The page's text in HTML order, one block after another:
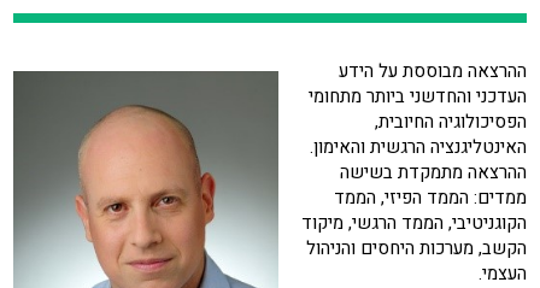
ההרצאה מבוססת על הידע
העדכני והחדשני ביותר מתחומי
הפסיכולוגיה החיובית,
האינטליגנציה הרגשית והאימון.
ההרצאה מתמקדת בשישה
ממדים: הממד הפיזי, הממד
הקוגניטיבי, הממד הרגשי, מיקוד
הקשב, מערכות היחסים והניהול
העצמי.